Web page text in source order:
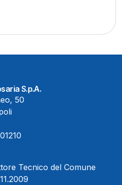
S.p.A.
50
Tecnico del Comune